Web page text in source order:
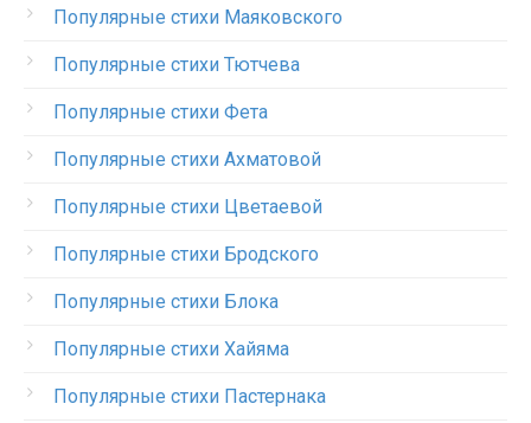
Популярные стихи Маяковского
Популярные стихи Тютчева
Популярные стихи Фета
Популярные стихи Ахматовой
Популярные стихи Цветаевой
Популярные стихи Бродского
Популярные стихи Блока
Популярные стихи Хайяма
Популярные стихи Пастернака